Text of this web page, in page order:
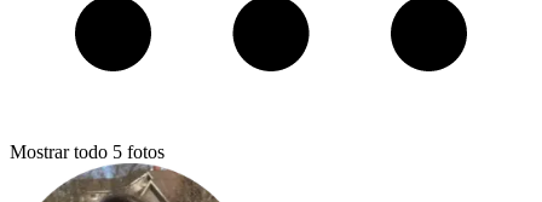
Mostrar todo 5 fotos